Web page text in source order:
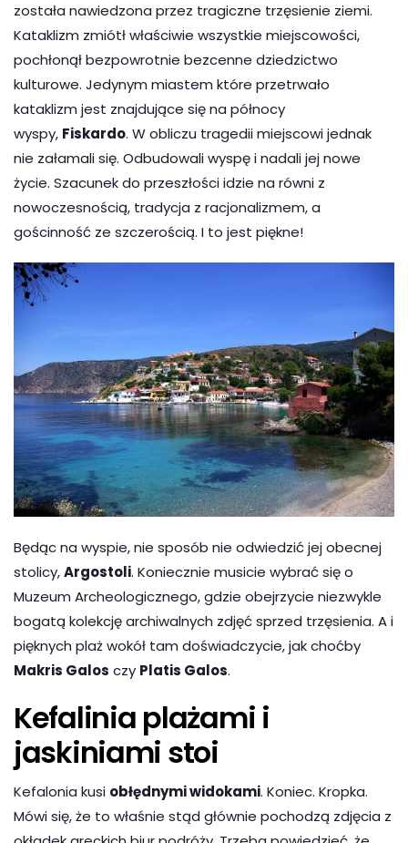
została nawiedzona przez tragiczne trzęsienie ziemi.
Kataklizm zmiótł właściwie wszystkie miejscowości,
pochłonął bezpowrotnie bezcenne dziedzictwo
kulturowe. Jedynym miastem które przetrwało
kataklizm jest znajdujące się na północy
wyspy, Fiskardo. W obliczu tragedii miejscowi jednak
nie załamali się. Odbudowali wyspę i nadali jej nowe
życie. Szacunek do przeszłości idzie na równi z
nowoczesnością, tradycja z racjonalizmem, a
gościnność ze szczerością. I to jest piękne!
Będąc na wyspie, nie sposób nie odwiedzić jej obecnej
stolicy,Argostoli. Koniecznie musicie wybrać się o
Muzeum Archeologicznego, gdzie obejrzycie niezwykle
bogatą kolekcję archiwalnych zdjęć sprzed trzęsienia. A i
pięknych plaż wokół tam doświadczycie, jak choćby
Makris Galos czy Platis Galos.
Kefalinia plażami i
jaskiniami stoi
Kefalonia kusi obłędnymi widokami. Koniec. Kropka.
Mówi się, że to właśnie stąd głównie pochodzą zdjęcia z